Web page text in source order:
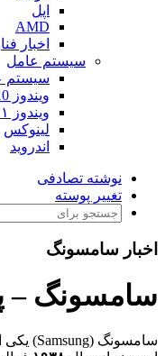
اپل
AMD
اخبار
سیستم عامل
سیستم
ویندوز 10
ویندوز ۱۱
لینوکس
اندروید
نوشته تصادفی
تغییر پوسته
اخبار سامسونگ
سامسونگ –
سامسونگ (Samsung) یکی از بزرگ‌ترین شرکت‌های فناوری در جهان است که دفتر مرکزی آن در